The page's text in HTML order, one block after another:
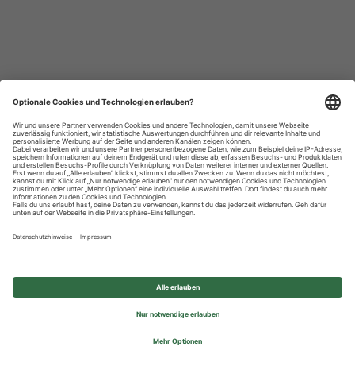
Datenschutzhinweise
Impressum
Privatsphäre-Einstellungen
© 2026 REWE Group - All rights reserved